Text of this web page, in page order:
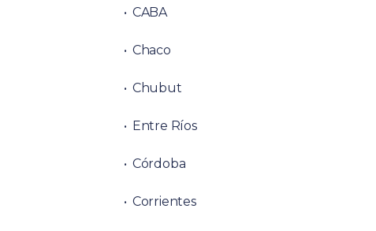
CABA
Chaco
Chubut
Entre Ríos
Córdoba
Corrientes